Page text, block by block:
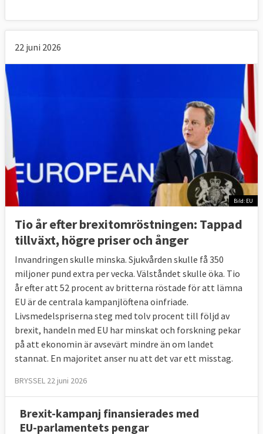
Storbritannien och drygt en miljon britter i
Personer som flyttar till Storbritannien eller
vice versa efter det formella utträdet 29
mars 2019 ska omfattas av de nuvarande
reglerna. Detta gäller till sista december
2020 då den föreslagna övergångsperioden
kan den i första hand vända sig till själva
texten i utträdesavtalet och därefter till
nationella domstolar i både EU och
Storbritannien. Brittiska domstolar kan
rådfråga EU-domstolen om vägledning under
en period på åtta år.
En delfråga som man ännu inte enats om är
huruvida brittiska medborgare som bor i ett
EU-land under samma förutsättningar som i
dag.
När övergångsperioden löper ut i slutet av
2020 väntas den fria rörligheten för EU-
22 juni 2026
Bild: EU
Tio år efter brexitomröstningen: Tappad
tillväxt, högre priser och ånger
Invandringen skulle minska. Sjukvården skulle få 350
miljoner pund extra per vecka. Välståndet skulle öka. Tio
år efter att 52 procent av britterna röstade för att lämna
EU är de centrala kampanjlöftena oinfriade.
Livsmedelspriserna steg med tolv procent till följd av
brexit, handeln med EU har minskat och forskning pekar
på att ekonomin är avsevärt mindre än om landet
stannat. En majoritet anser nu att det var ett misstag.
BRYSSEL 22 juni 2026
Brexit-kampanj finansierades med
EU-parlamentets pengar